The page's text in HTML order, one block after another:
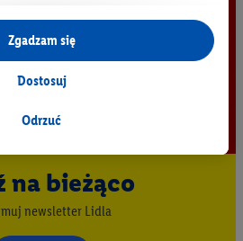
na bieżąco
newsletter Lidla
również przez partnerów (
lub współadministratorów
z IAB TCF łącznie
prezentowania
naszych własnych reklam i
trzecim wyświetlania treści
Odrzuć
Dostosuj
Zgadzam się